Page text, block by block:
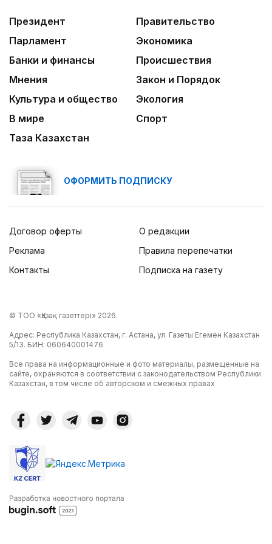
Идет по городу трамвай
Президент
Правительство
Парламент
Экономика
Банки и финансы
Происшествия
Мнения
Закон и Порядок
Культура и общество
Экология
В мире
Спорт
Таза Казахстан
ОФОРМИТЬ ПОДПИСКУ
Договор оферты
Реклама
Контакты
О редакции
Правила перепечатки
Подписка на газету
© ТОО «Қазақ газеттері» 2026.
Адрес: Республика Казахстан, г. Астана, ул. Газеты Егемен Казахстан
5/13. БИН: 060640001476
Все права на информационные и фото материалы, размещенные на
сайте, охраняются в соответствии с законодательством Республики
Казахстан, в том числе об авторском и смежных правах